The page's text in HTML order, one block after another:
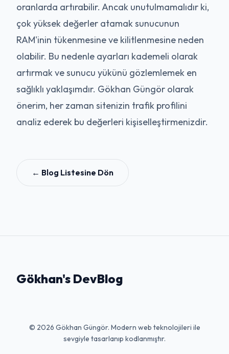
oranlarda artırabilir. Ancak unutulmamalıdır ki,
çok yüksek değerler atamak sunucunun
RAM'inin tükenmesine ve kilitlenmesine neden
olabilir. Bu nedenle ayarları kademeli olarak
artırmak ve sunucu yükünü gözlemlemek en
sağlıklı yaklaşımdır. Gökhan Güngör olarak
önerim, her zaman sitenizin trafik profilini
analiz ederek bu değerleri kişiselleştirmenizdir.
← Blog Listesine Dön
Gökhan's DevBlog
© 2026 Gökhan Güngör. Modern web teknolojileri ile
sevgiyle tasarlanıp kodlanmıştır.